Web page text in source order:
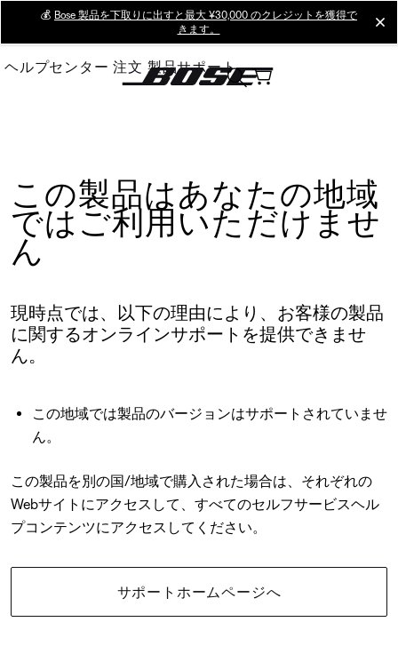
Main
💰 Bose 製品を下取りに出すと最大 ¥30,000 のクレジットを獲得で
きます。
ヘルプセンター 注文 製品サポート
この製品はあなたの地域
ではご利用いただけませ
ん
現時点では、以下の理由により、お客様の製品
に関するオンラインサポートを提供できませ
ん。
この地域では製品のバージョンはサポートされていませ
ん。
この製品を別の国/地域で購入された場合は、それぞれの
Webサイトにアクセスして、すべてのセルフサービスヘル
プコンテンツにアクセスしてください。
サポートホームページへ